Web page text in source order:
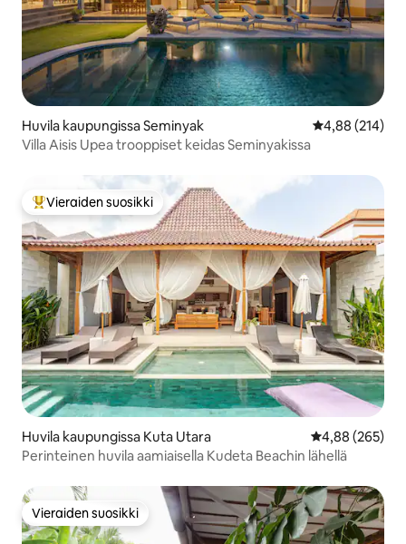
Huvila kaupungissa Seminyak
4,88 (214)
Villa Aisis Upea trooppiset keidas Seminyakissa
Vieraiden suosikkien parhaimmistoa
Vieraiden suosikki
Huvila kaupungissa Kuta Utara
4,88 (265)
Perinteinen huvila aamiaisella Kudeta Beachin lähellä
Vieraiden suosikki
Vieraiden suosikki